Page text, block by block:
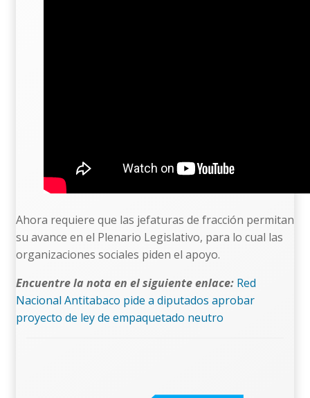
Ahora requiere que las jefaturas de fracción permitan
su avance en el Plenario Legislativo, para lo cual las
organizaciones sociales piden el apoyo.
Encuentre la nota en el siguiente enlace: Red
Nacional Antitabaco pide a diputados aprobar
proyecto de ley de empaquetado neutro